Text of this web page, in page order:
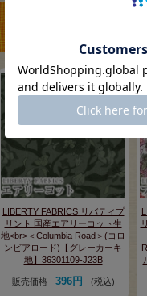
この商品を見た人は
LIBERTY FABRICS リバティプ
リント 国産エアリーコット生
地<br>＜Columbia Road＞(コロ
ンビアロード)【グレーカーキ
地】36301109-J23B
販売価格 396円 (税込)